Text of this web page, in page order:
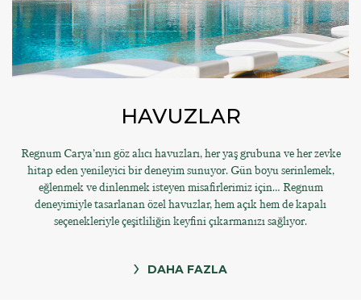
HAVUZLAR
Regnum Carya’nın göz alıcı havuzları, her yaş grubuna ve her zevke
hitap eden yenileyici bir deneyim sunuyor. Gün boyu serinlemek,
eğlenmek ve dinlenmek isteyen misafirlerimiz için… Regnum
deneyimiyle tasarlanan özel havuzlar, hem açık hem de kapalı
seçenekleriyle çeşitliliğin keyfini çıkarmanızı sağlıyor.
DAHA FAZLA